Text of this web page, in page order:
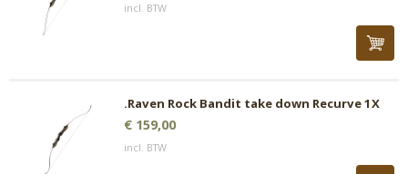
incl. BTW
.Raven Rock Bandit take down Recurve 1X
€ 159,00
incl. BTW